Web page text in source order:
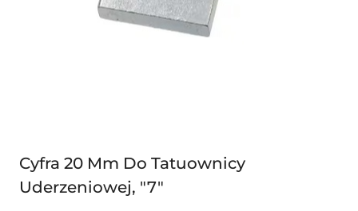
Cyfra 20 Mm Do Tatuownicy
Uderzeniowej, "7"